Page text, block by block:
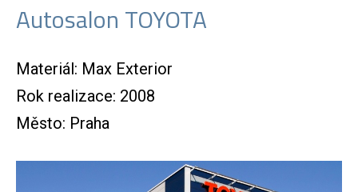
Autosalon TOYOTA
Materiál: Max Exterior
Rok realizace: 2008
Město: Praha